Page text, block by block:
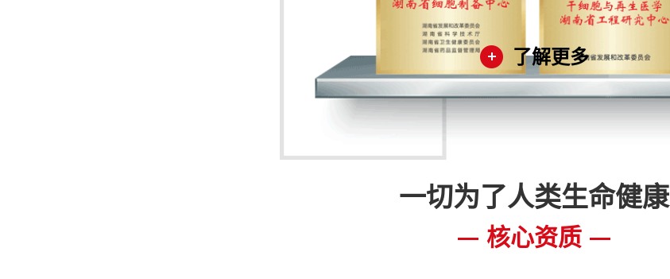
了解更多
一切为了人类生命健康
核心资质